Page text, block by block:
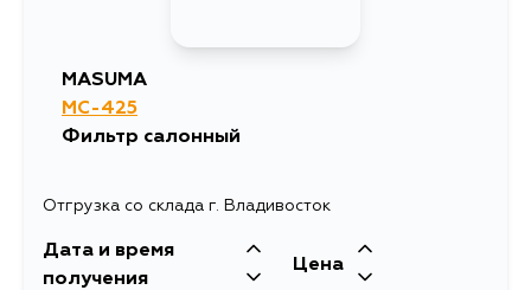
MASUMA
MC-425
Фильтр салонный
Отгрузка со склада г. Владивосток
Дата и время
получения
Цена